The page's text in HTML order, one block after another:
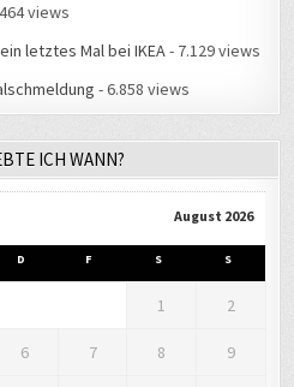
views
letztes Mal bei IKEA- 7.129 views
- 6.858 views
ICH WANN?
August 2026
D F S S
1 2
6 7 8 9